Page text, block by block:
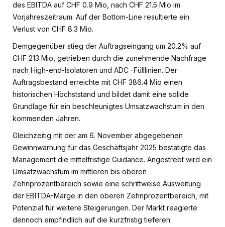
des EBITDA auf CHF 0.9 Mio, nach CHF 21.5 Mio im
Vorjahreszeitraum. Auf der Bottom-Line resultierte ein
Verlust von CHF 8.3 Mio.
Demgegenüber stieg der Auftragseingang um 20.2% auf
CHF 213 Mio, getrieben durch die zunehmende Nachfrage
nach High-end-Isolatoren und ADC -Fülllinien. Der
Auftragsbestand erreichte mit CHF 386.4 Mio einen
historischen Höchststand und bildet damit eine solide
Grundlage für ein beschleunigtes Umsatzwachstum in den
kommenden Jahren.
Gleichzeitig mit der am 6. November abgegebenen
Gewinnwarnung für das Geschäftsjahr 2025 bestätigte das
Management die mittelfristige Guidance. Angestrebt wird ein
Umsatzwachstum im mittleren bis oberen
Zehnprozentbereich sowie eine schrittweise Ausweitung
der EBITDA-Marge in den oberen Zehnprozentbereich, mit
Potenzial für weitere Steigerungen. Der Markt reagierte
dennoch empfindlich auf die kurzfristig tieferen